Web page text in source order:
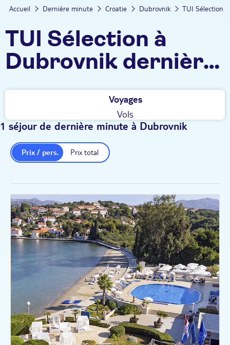
Accueil Dernière minute Croatie Dubrovnik TUI Sélection
TUI Sélection à
Dubrovnik dernière
minute
Voyages
Vols
1 séjour de dernière minute à Dubrovnik
Prix total
Prix / pers.